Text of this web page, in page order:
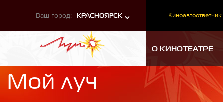
Ваш город: КРАСНОЯРСК Киноавтоответчик
О КИНОТЕАТРЕ
Мой луч